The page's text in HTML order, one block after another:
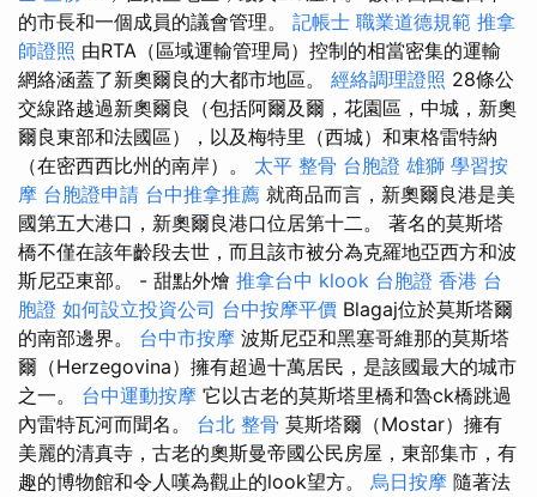
的市長和一個成員的議會管理。 記帳士 職業道德規範 推拿
師證照 由RTA（區域運輸管理局）控制的相當密集的運輸
網絡涵蓋了新奧爾良的大都市地區。 經絡調理證照 28條公
交線路越過新奧爾良（包括阿爾及爾，花園區，中城，新奧
爾良東部和法國區），以及梅特里（西城）和東格雷特納
（在密西西比州的南岸）。 太平 整骨 台胞證 雄獅 學習按
摩 台胞證申請 台中推拿推薦 就商品而言，新奧爾良港是美
國第五大港口，新奧爾良港口位居第十二。 著名的莫斯塔
橋不僅在該年齡段去世，而且該市被分為克羅地亞西方和波
斯尼亞東部。 - 甜點外燴 推拿台中 klook 台胞證 香港 台
胞證 如何設立投資公司 台中按摩平價 Blagaj位於莫斯塔爾
的南部邊界。 台中市按摩 波斯尼亞和黑塞哥維那的莫斯塔
爾（Herzegovina）擁有超過十萬居民，是該國最大的城市
之一。 台中運動按摩 它以古老的莫斯塔里橋和魯ck橋跳過
內雷特瓦河而聞名。 台北 整骨 莫斯塔爾（Mostar）擁有
美麗的清真寺，古老的奧斯曼帝國公民房屋，東部集市，有
趣的博物館和令人嘆為觀止的look望方。 烏日按摩 隨著法